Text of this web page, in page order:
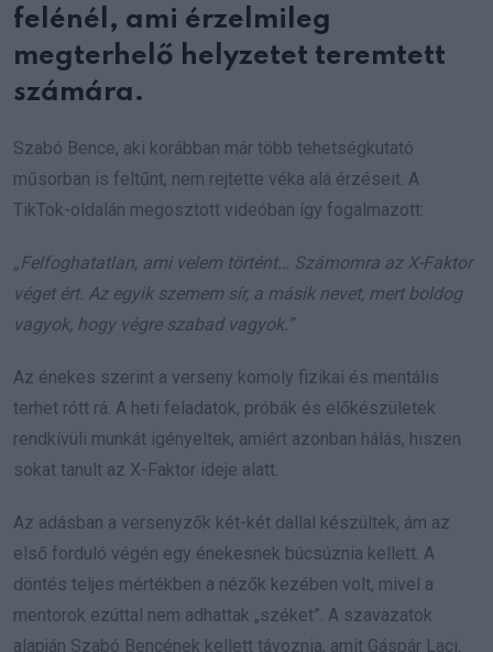
felénél, ami érzelmileg
megterhelő helyzetet teremtett
számára.
Szabó Bence, aki korábban már több tehetségkutató
műsorban is feltűnt, nem rejtette véka alá érzéseit. A
TikTok-oldalán megosztott videóban így fogalmazott:
„Felfoghatatlan, ami velem történt… Számomra az X-Faktor
véget ért. Az egyik szemem sír, a másik nevet, mert boldog
vagyok, hogy végre szabad vagyok.”
Az énekes szerint a verseny komoly fizikai és mentális
terhet rótt rá. A heti feladatok, próbák és előkészületek
rendkívüli munkát igényeltek, amiért azonban hálás, hiszen
sokat tanult az X-Faktor ideje alatt.
Az adásban a versenyzők két-két dallal készültek, ám az
első forduló végén egy énekesnek búcsúznia kellett. A
döntés teljes mértékben a nézők kezében volt, mivel a
mentorok ezúttal nem adhattak „széket”. A szavazatok
alapján Szabó Bencének kellett távoznia, amit Gáspár Laci,